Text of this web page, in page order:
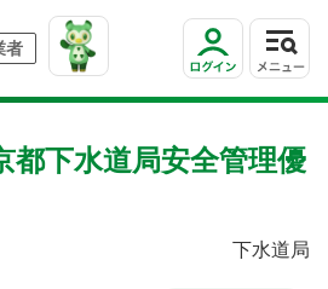
者
都下水道局安全管理優
下水道局